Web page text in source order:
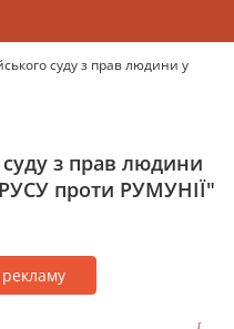
суду з прав людини у
з прав людини
проти РУМУНІЇ"